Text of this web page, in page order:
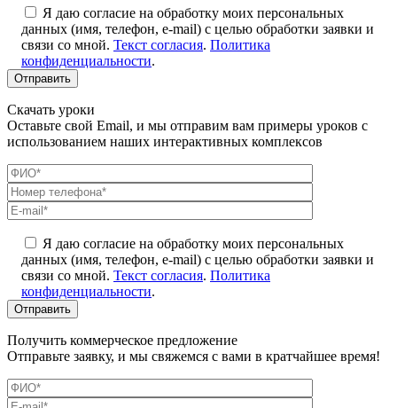
Я даю согласие на обработку моих персональных
данных (имя, телефон, e-mail) с целью обработки заявки и
связи со мной. Текст согласия. Политика
конфиденциальности.
Скачать уроки
Оставьте свой Email, и мы отправим вам примеры уроков с
использованием наших интерактивных комплексов
Я даю согласие на обработку моих персональных
данных (имя, телефон, e-mail) с целью обработки заявки и
связи со мной. Текст согласия. Политика
конфиденциальности.
Получить коммерческое предложение
Отправьте заявку, и мы свяжемся с вами в кратчайшее время!